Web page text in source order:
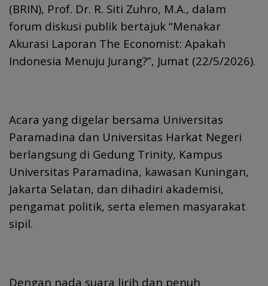
(BRIN), Prof. Dr. R. Siti Zuhro, M.A., dalam
forum diskusi publik bertajuk “Menakar
Akurasi Laporan The Economist: Apakah
Indonesia Menuju Jurang?”, Jumat (22/5/2026).
Acara yang digelar bersama Universitas
Paramadina dan Universitas Harkat Negeri
berlangsung di Gedung Trinity, Kampus
Universitas Paramadina, kawasan Kuningan,
Jakarta Selatan, dan dihadiri akademisi,
pengamat politik, serta elemen masyarakat
sipil.
Dengan nada suara lirih dan penuh